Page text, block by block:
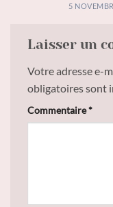
5
Laisser un
Votre adresse e-
obligatoires sont
Commentaire*